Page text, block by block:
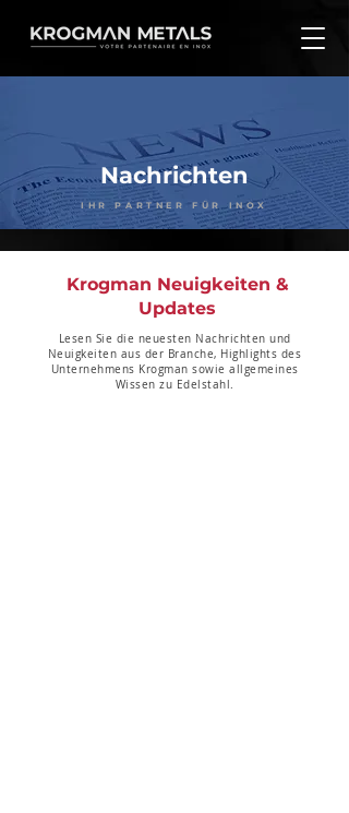
IHR PARTNER FÜR INOX
Nachrichten
Krogman Neuigkeiten &
Updates
Lesen Sie die neuesten Nachrichten und
Neuigkeiten aus der Branche, Highlights des
Unternehmens Krogman sowie allgemeines
Wissen zu Edelstahl.